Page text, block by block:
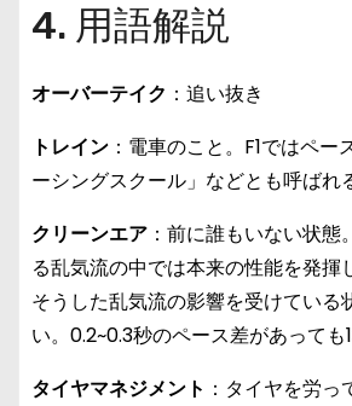
4. 用語解説
オーバーテイク ：追い抜き
トレイン ：電車のこと。F1ではペ
ーシングスクール」などとも呼ばれ
クリーンエア ：前に誰もいない状
る乱気流の中では本来の性能を発揮
そうした乱気流の影響を受けている
い。0.2~0.3秒のペース差があっても
タイヤマネジメント ：タイヤを労